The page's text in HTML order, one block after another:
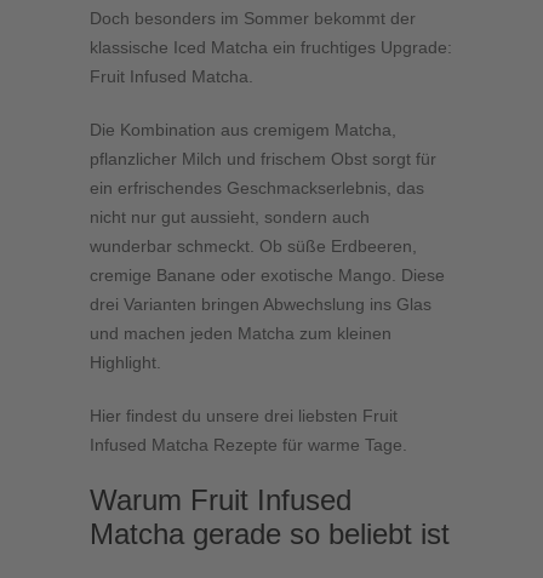
Doch besonders im Sommer bekommt der
klassische Iced Matcha ein fruchtiges Upgrade:
Fruit Infused Matcha.
Die Kombination aus cremigem Matcha,
pflanzlicher Milch und frischem Obst sorgt für
ein erfrischendes Geschmackserlebnis, das
nicht nur gut aussieht, sondern auch
wunderbar schmeckt. Ob süße Erdbeeren,
cremige Banane oder exotische Mango. Diese
drei Varianten bringen Abwechslung ins Glas
und machen jeden Matcha zum kleinen
Highlight.
Hier findest du unsere drei liebsten Fruit
Infused Matcha Rezepte für warme Tage.
Warum Fruit Infused
Matcha gerade so beliebt ist